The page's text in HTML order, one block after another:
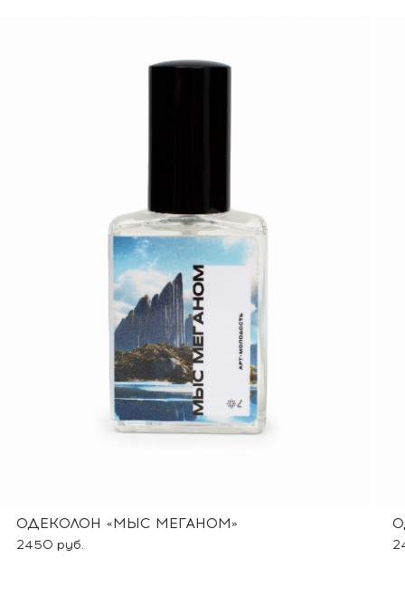
ОДЕКОЛОН «МЫС МЕГАНОМ»
2450 руб.